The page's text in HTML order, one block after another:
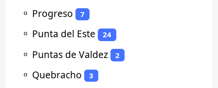
⚬ Progreso 7
⚬ Punta del Este 24
⚬ Puntas de Valdez 2
⚬ Quebracho 3